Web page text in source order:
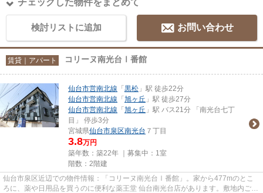
チェックした物件をまとめて
検討リストに追加 お問い合わせ
賃貸｜アパート コリーヌ南光台Ⅰ番館
仙台市営南北線 「 黒松 」駅 徒歩22分
仙台市営南北線 「 旭ヶ丘 」駅 徒歩27分
仙台市営南北線 「 旭ヶ丘 」駅 バス21分 「南光台七丁
目」 停歩3分
宮城県仙台市泉区南光台 ７丁目
3.8万円
築年数：築22年 ｜募集中： 1室
階数：2階建
仙台市泉区近辺での物件情報：「コリーヌ南光台Ⅰ番館」。家から477mのとこ
ろに、薬や日用品を買うのに便利な薬王堂 仙台南光台店があります。敷地内ごみ